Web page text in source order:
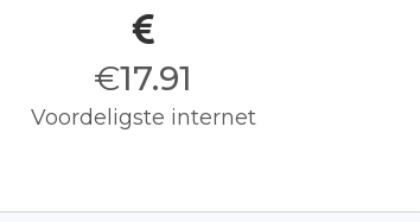
€18.00
Voordeligste internet